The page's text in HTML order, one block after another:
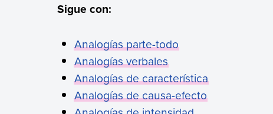
Sigue con:
Analogías parte-todo
Analogías verbales
Analogías de característica
Analogías de causa-efecto